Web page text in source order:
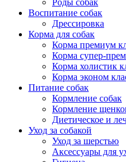
Роды собак
Воспитание собак
Дрессировка
Корма для собак
Корма премиум
Корма супер-
Корма холистик
Корма эконом
Питание собак
Кормление собак
Кормление
Диетическое и
Уход за собакой
Уход за шерстью
Аксессуары для